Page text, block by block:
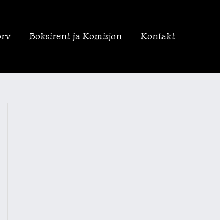
Boksirent ja Komisjon Kontakt